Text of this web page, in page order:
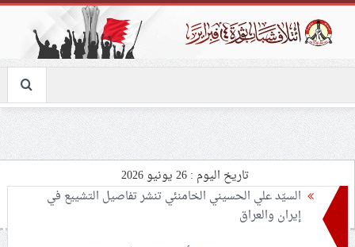
تاريخ اليوم : 26 يونيو 2026
تحذيرات من استغلال الأوضاع في غزّة لإشعال صراعات
داخليّة تخدم الاحتلال